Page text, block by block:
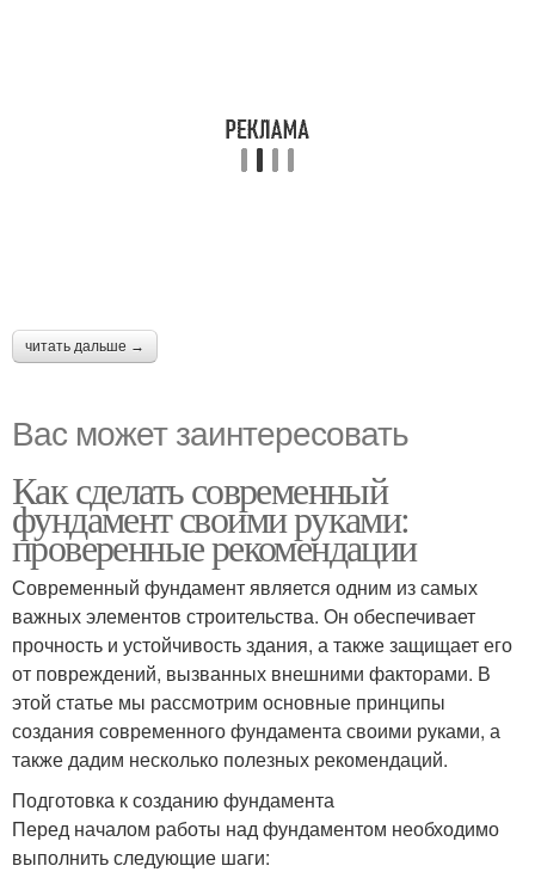
читать дальше →
Вас может заинтересовать
Как сделать современный
фундамент своими руками:
проверенные рекомендации
Современный фундамент является одним из самых
важных элементов строительства. Он обеспечивает
прочность и устойчивость здания, а также защищает его
от повреждений, вызванных внешними факторами. В
этой статье мы рассмотрим основные принципы
создания современного фундамента своими руками, а
также дадим несколько полезных рекомендаций.
Подготовка к созданию фундамента
Перед началом работы над фундаментом необходимо
выполнить следующие шаги: